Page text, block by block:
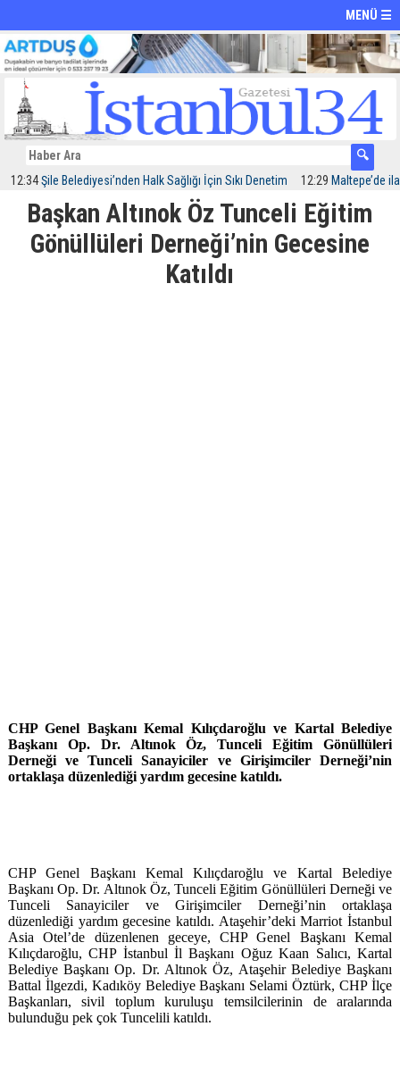
MENÜ ☰
Şile Belediyesi’nden Halk Sağlığı İçin Sıkı Denetim 12:29 Maltepe’de
Başkan Altınok Öz Tunceli Eğitim
Gönüllüleri Derneği’nin Gecesine
Katıldı
CHP Genel Başkanı Kemal Kılıçdaroğlu ve Kartal Belediye
Başkanı Op. Dr. Altınok Öz, Tunceli Eğitim Gönüllüleri
Derneği ve Tunceli Sanayiciler ve Girişimciler Derneği’nin
ortaklaşa düzenlediği yardım gecesine katıldı.
CHP Genel Başkanı Kemal Kılıçdaroğlu ve Kartal Belediye
Başkanı Op. Dr. Altınok Öz, Tunceli Eğitim Gönüllüleri Derneği ve
Tunceli Sanayiciler ve Girişimciler Derneği’nin ortaklaşa
düzenlediği yardım gecesine katıldı. Ataşehir’deki Marriot İstanbul
Asia Otel’de düzenlenen geceye, CHP Genel Başkanı Kemal
Kılıçdaroğlu, CHP İstanbul İl Başkanı Oğuz Kaan Salıcı, Kartal
Belediye Başkanı Op. Dr. Altınok Öz, Ataşehir Belediye Başkanı
Battal İlgezdi, Kadıköy Belediye Başkanı Selami Öztürk, CHP İlçe
Başkanları, sivil toplum kuruluşu temsilcilerinin de aralarında
bulunduğu pek çok Tuncelili katıldı.